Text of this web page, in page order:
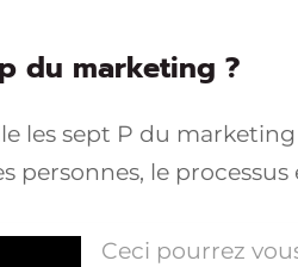
du marketing ?
les sept P du
personnes, le processus
Ceci pourrez